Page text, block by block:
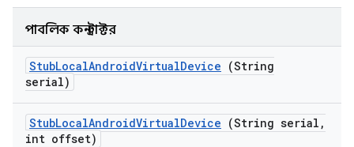
পাবলিক কনস্ট্রাক্টর
StubLocalAndroidVirtualDevice (String
serial)
StubLocalAndroidVirtualDevice (String serial ,
int offset)